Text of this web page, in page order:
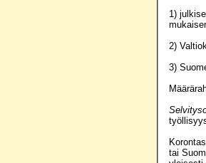
1)
2)
3)
tai